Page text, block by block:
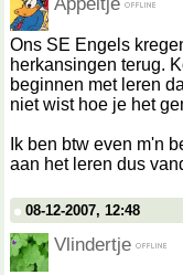
Ons SE Engels
herkansingen terug.
beginnen met leren
niet wist hoe je het
Ik ben btw even m'n
aan het leren dus
08-12-2007, 12:48
Vlindertje